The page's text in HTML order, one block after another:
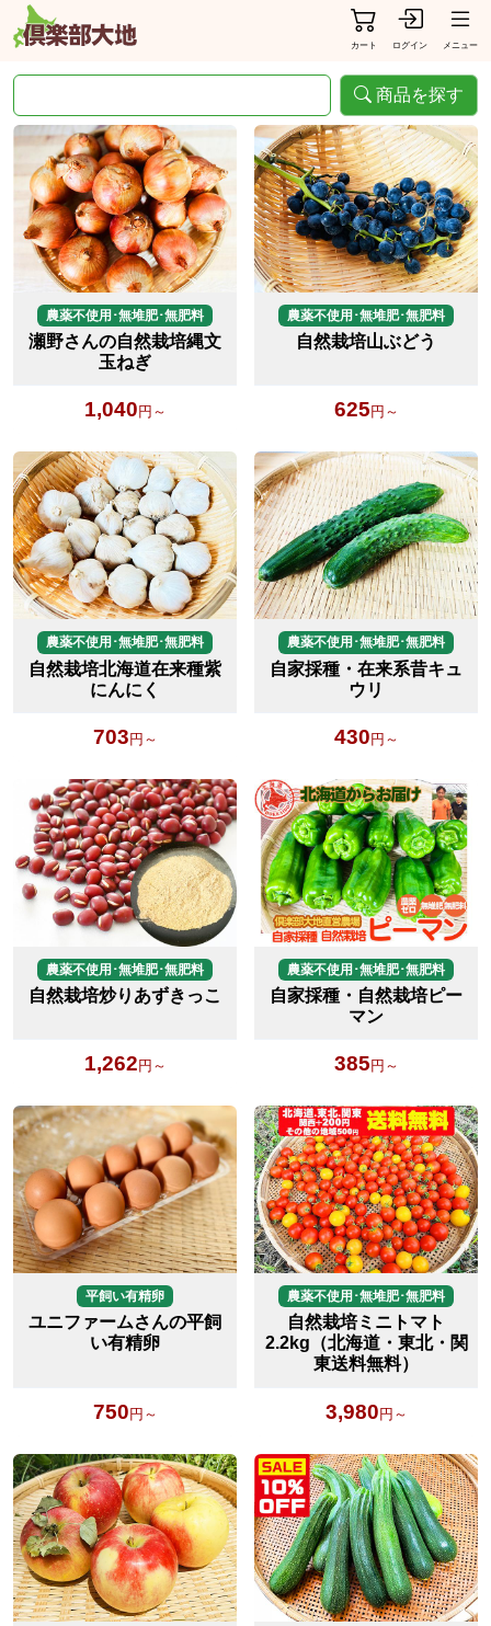
カート ログイン メニュー
商品を探す
農薬不使用･無堆肥･無肥料
瀬野さんの自然栽培縄文
玉ねぎ
1,040 円～
農薬不使用･無堆肥･無肥料
自然栽培山ぶどう
625 円～
農薬不使用･無堆肥･無肥料
自然栽培北海道在来種紫
にんにく
703 円～
農薬不使用･無堆肥･無肥料
自家採種・在来系昔キュ
ウリ
430 円～
農薬不使用･無堆肥･無肥料
自然栽培炒りあずきっこ
1,262 円～
農薬不使用･無堆肥･無肥料
自家採種・自然栽培ピー
マン
385 円～
平飼い有精卵
ユニファームさんの平飼
い有精卵
750円～
農薬不使用･無堆肥･無肥料
自然栽培ミニトマト
2.2kg（北海道・東北・関
東送料無料）
3,980円～